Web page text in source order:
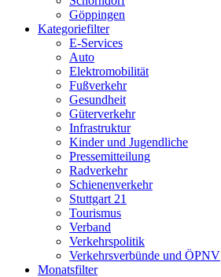
Göppingen
Kategoriefilter
E-Services
Auto
Elektromobilität
Fußverkehr
Gesundheit
Güterverkehr
Infrastruktur
Kinder und Jugendliche
Pressemitteilung
Radverkehr
Schienenverkehr
Stuttgart 21
Tourismus
Verband
Verkehrspolitik
Verkehrsverbünde und ÖPNV
Monatsfilter